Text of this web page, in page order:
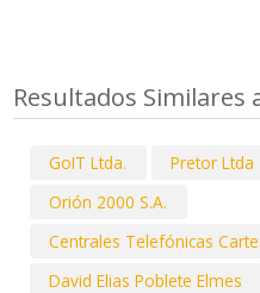
Resultados Similares
GoIT Ltda. Pretor Ltda
Orión 2000 S.A.
Centrales Telefónicas
David Elias Poblete Elmes